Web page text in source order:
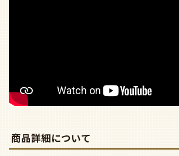
商品詳細について